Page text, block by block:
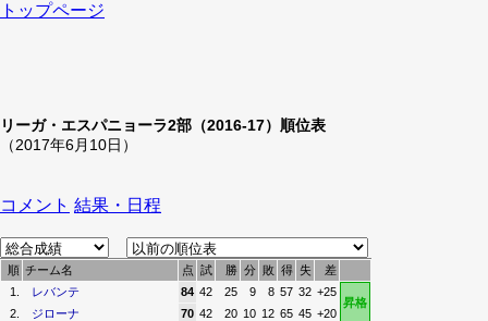
トップページ
リーガ・エスパニョーラ2部（2016-17）順位表
（2017年6月10日）
コメント 結果・日程
順 チーム名 点 試 勝 分 敗 得 失
差
1.
レバンテ 84 42 25 9 8 57 32 +25
昇格
2.
ジローナ 70 42 20 10 12 65 45 +20